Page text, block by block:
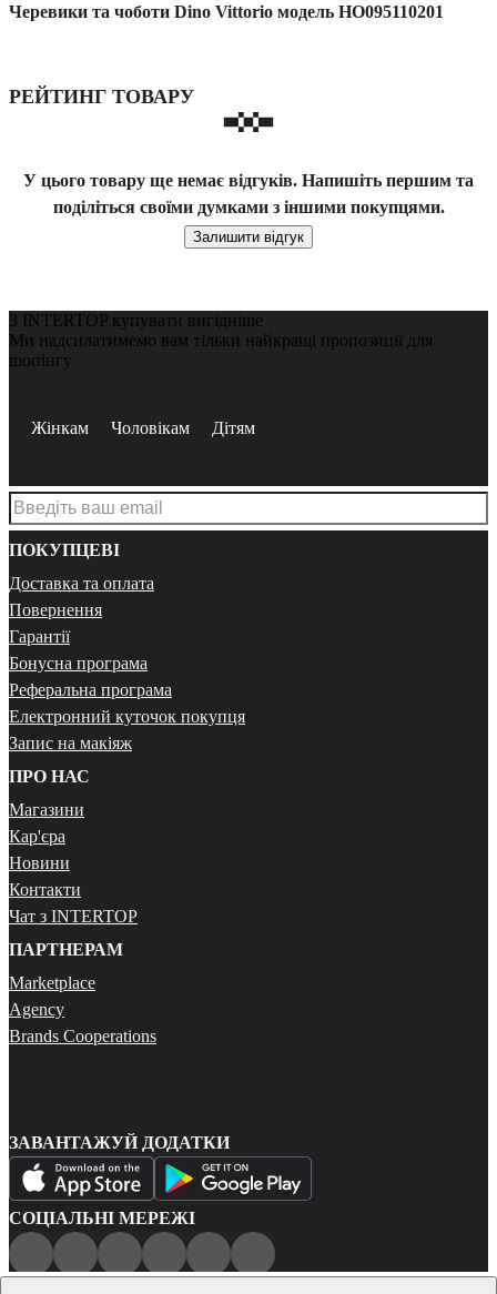
Черевики та чоботи Dino Vittorio модель HO095110201
РЕЙТИНГ ТОВАРУ
У цього товару ще немає відгуків. Напишіть першим та
поділіться своїми думками з іншими покупцями.
Залишити відгук
З INTERTOP купувати вигідніше
Ми надсилатимемо вам тільки найкращі пропозиції для
шопінгу
Жінкам Чоловікам Дітям
ПОКУПЦЕВІ
Доставка та оплата
Повернення
Гарантії
Бонусна програма
Реферальна програма
Електронний куточок покупця
Запис на макіяж
ПРО НАС
Магазини
Кар'єра
Новини
Контакти
Чат з INTERTOP
ПАРТНЕРАМ
Marketplace
Agency
Brands Cooperations
ЗАВАНТАЖУЙ ДОДАТКИ
СОЦІАЛЬНІ МЕРЕЖІ